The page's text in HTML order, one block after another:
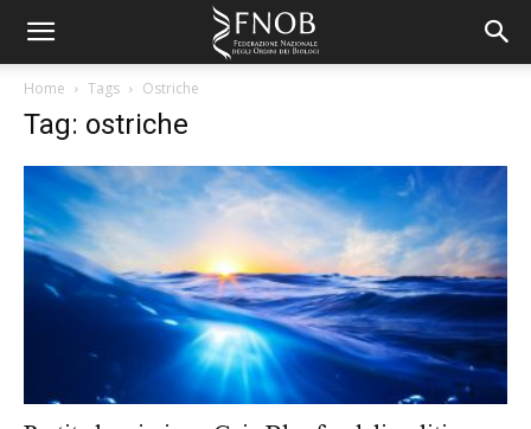
Home Tags Ostriche
Tag: ostriche